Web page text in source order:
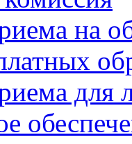
на
для